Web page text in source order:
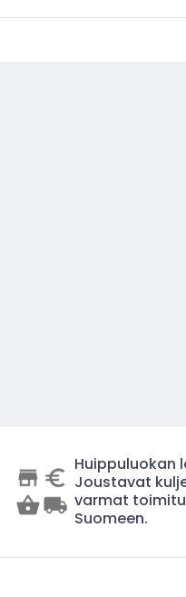
Huippuluokan
Joustavat
varmat
Suomeen.